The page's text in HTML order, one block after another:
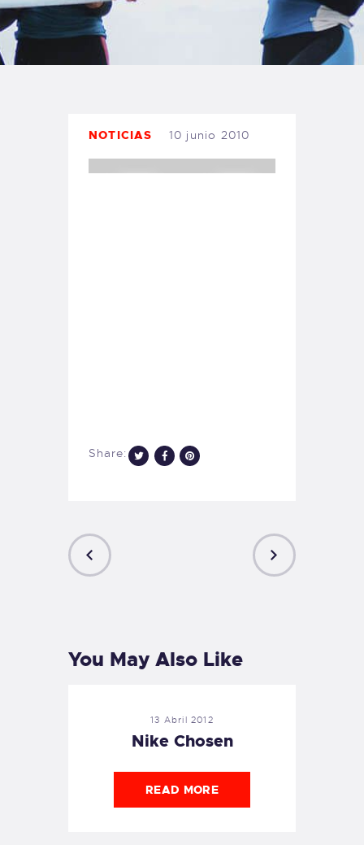
TIENDA FAMILY SURFERS
WEBCAM SALINAS
PEDIDOS
NOTICIAS 10 junio 2010
Share:
You May Also Like
13 Abril 2012
Nike Chosen
READ MORE